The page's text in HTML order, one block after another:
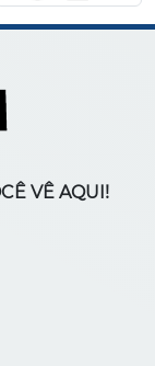
VÊ AQUI!